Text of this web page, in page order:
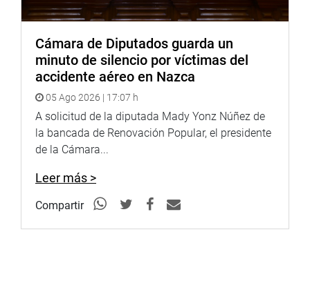
Cámara de Diputados guarda un
minuto de silencio por víctimas del
accidente aéreo en Nazca
05 Ago 2026 | 17:07 h
A solicitud de la diputada Mady Yonz Núñez de
la bancada de Renovación Popular, el presidente
de la Cámara...
Leer más >
Compartir